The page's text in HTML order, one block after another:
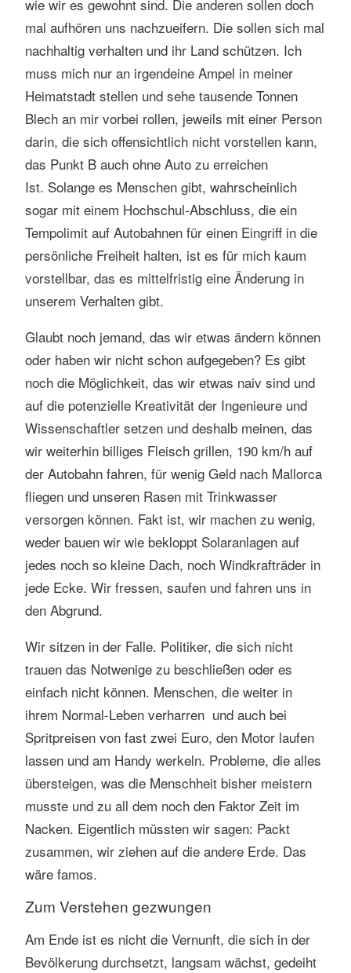
wie wir es gewohnt sind. Die anderen sollen doch
mal aufhören uns nachzueifern. Die sollen sich mal
nachhaltig verhalten und ihr Land schützen. Ich
muss mich nur an irgendeine Ampel in meiner
Heimatstadt stellen und sehe tausende Tonnen
Blech an mir vorbei rollen, jeweils mit einer Person
darin, die sich offensichtlich nicht vorstellen kann,
das Punkt B auch ohne Auto zu erreichen
Ist. Solange es Menschen gibt, wahrscheinlich
sogar mit einem Hochschul-Abschluss, die ein
Tempolimit auf Autobahnen für einen Eingriff in die
persönliche Freiheit halten, ist es für mich kaum
vorstellbar, das es mittelfristig eine Änderung in
unserem Verhalten gibt.
Glaubt noch jemand, das wir etwas ändern können
oder haben wir nicht schon aufgegeben? Es gibt
noch die Möglichkeit, das wir etwas naiv sind und
auf die potenzielle Kreativität der Ingenieure und
Wissenschaftler setzen und deshalb meinen, das
wir weiterhin billiges Fleisch grillen, 190 km/h auf
der Autobahn fahren, für wenig Geld nach Mallorca
fliegen und unseren Rasen mit Trinkwasser
versorgen können. Fakt ist, wir machen zu wenig,
weder bauen wir wie bekloppt Solaranlagen auf
jedes noch so kleine Dach, noch Windkrafträder in
jede Ecke. Wir fressen, saufen und fahren uns in
den Abgrund.
Wir sitzen in der Falle. Politiker, die sich nicht
trauen das Notwenige zu beschließen oder es
einfach nicht können. Menschen, die weiter in
ihrem Normal-Leben verharren und auch bei
Spritpreisen von fast zwei Euro, den Motor laufen
lassen und am Handy werkeln. Probleme, die alles
übersteigen, was die Menschheit bisher meistern
musste und zu all dem noch den Faktor Zeit im
Nacken. Eigentlich müssten wir sagen: Packt
zusammen, wir ziehen auf die andere Erde. Das
wäre famos.
Zum Verstehen gezwungen
Am Ende ist es nicht die Vernunft, die sich in der
Bevölkerung durchsetzt, langsam wächst, gedeiht